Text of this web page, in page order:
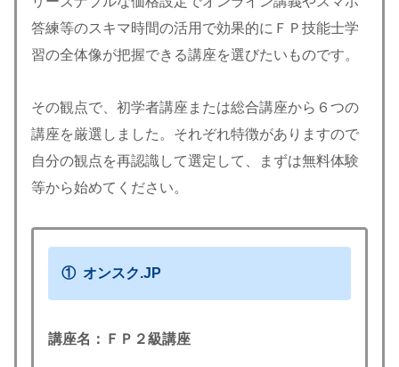
答練等のスキマ時間の活用で効果的にＦＰ技能士学
習の全体像が把握できる講座を選びたいものです。
その観点で、初学者講座または総合講座から６つの
講座を厳選しました。それぞれ特徴がありますので
自分の観点を再認識して選定して、まずは無料体験
等から始めてください。
① オンスク.JP
講座名：ＦＰ２級講座